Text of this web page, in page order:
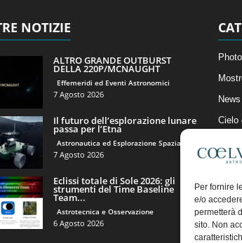
Per fornire
e/o
permetterà
sito. Non
NOTIZIE
ALTRO GRANDE OUTBURST
DELLA 220P/MCNAUGHT
Effemeridi ed Eventi Astronomici
7 Agosto 2026
Il futuro dell’esplorazione lunare
passa per l’Etna
Astronautica ed Esplorazione Spaziale
7 Agosto 2026
Eclissi totale di Sole 2026: gli
strumenti del Time Baseline
Team...
Astrotecnica e Osservazione
6 Agosto 2026
Cielo
Il